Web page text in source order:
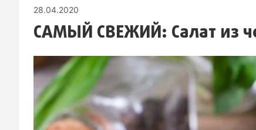
28.04.2020
САМЫЙ СВЕЖИЙ: Салат из